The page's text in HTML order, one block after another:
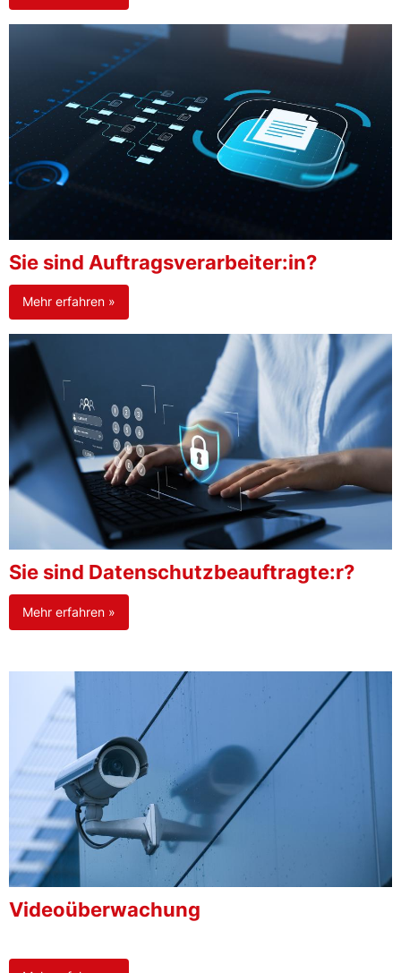
Sie sind Auftragsverarbeiter:in?
Mehr erfahren »
Sie sind Datenschutzbeauftragte:r?
Mehr erfahren »
Videoüberwachung